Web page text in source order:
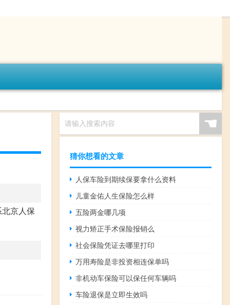
京人保
☚
请输入搜索内容
猜你想看的文章
人保车险到期续保要拿什么资料
儿童金佑人生保险怎么样
五险两金哪几项
视力矫正手术保险报销么
社会保险凭证去哪里打印
万用寿险是非投资相连保单吗
非机动车保险可以保任何车辆吗
车险退保是立即生效吗